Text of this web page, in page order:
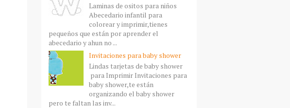
Laminas de ositos para niños
Abecedario infantil para
colorear y imprimir,tienes
pequeños que están por aprender el
abecedario y ahun no ...
Invitaciones para baby shower
Lindas tarjetas de baby shower
para Imprimir Invitaciones para
baby shower,te están
organizando el baby shower
pero te faltan las inv...